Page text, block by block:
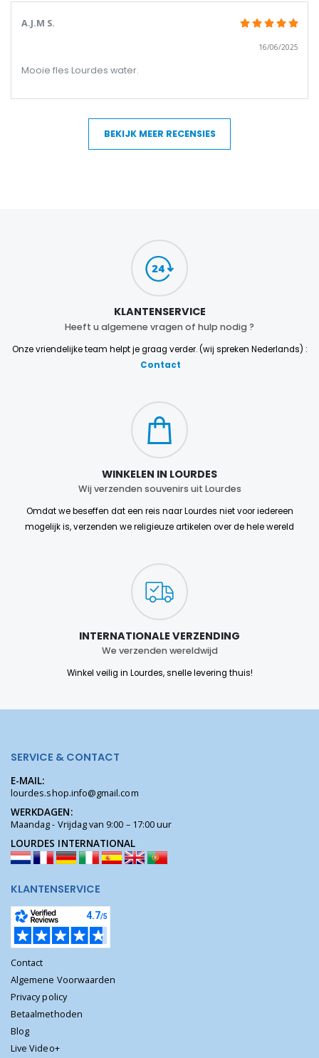
A.J.M S.
16/06/2025
Mooie fles Lourdes water.
BEKIJK MEER RECENSIES
KLANTENSERVICE
Heeft u algemene vragen of hulp nodig ?
Onze vriendelijke team helpt je graag verder. (wij spreken Nederlands) :
Contact
WINKELEN IN LOURDES
Wij verzenden souvenirs uit Lourdes
Omdat we beseffen dat een reis naar Lourdes niet voor iedereen
mogelijk is, verzenden we religieuze artikelen over de hele wereld
INTERNATIONALE VERZENDING
We verzenden wereldwijd
Winkel veilig in Lourdes, snelle levering thuis!
SERVICE & CONTACT
E-MAIL:
lourdes.shop.info@gmail.com
WERKDAGEN:
Maandag - Vrijdag van 9:00 – 17:00 uur
LOURDES INTERNATIONAL
KLANTENSERVICE
Contact
Algemene Voorwaarden
Privacy policy
Betaalmethoden
Blog
Live Video+